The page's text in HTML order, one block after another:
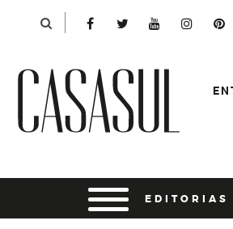
*Para finalizar sua compra informe seu e-mail:
*Senha:
entrar usando o facebook